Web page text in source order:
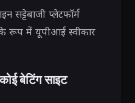
सट्टेबाजी प्लेटफॉर्म
रूप में यूपीआई स्वीकार
बेटिंग साइट